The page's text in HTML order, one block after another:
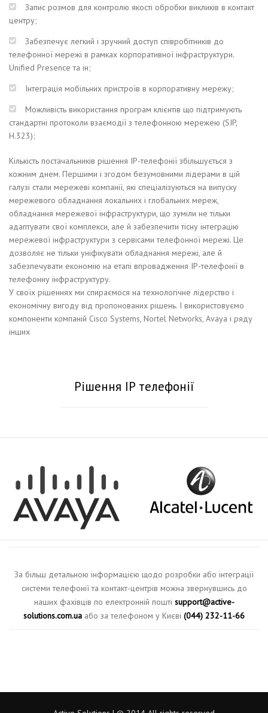
Запис розмов для контролю якості обробки викликів в контакт
центру;
Забезпечує легкий і зручний доступ співробітників до
телефонної мережі в рамках корпоративної інфраструктури.
Unified Presence та ін;
Інтеграція мобільних пристроїв в корпоративну мережу;
Можливість використання програм клієнтів що підтримують
стандартні протоколи взаємодії з телефонною мережею (SIP,
H.323);
Кількість постачальників рішення IP-телефонії збільшується з
кожним днем. Першими і згодом безумовними лідерами в цій
галузі стали мережеві компанії, які спеціалізуються на випуску
мережевого обладнання локальних і глобальних мереж,
обладнання мережевої інфраструктури, що зуміли не тільки
адаптувати свої комплекси, але й забезпечити тісну інтеграцію
мережевої інфраструктури з сервісами телефонної мережі. Це
дозволяє не тільки уніфікувати обладнання мережі, але й
забезпечувати економію на етапі впровадження IP-телефонії в
телефонну інфраструктуру.
У своїх рішеннях ми спираємося на технологічне лідерство і
економічну вигоду від пропонованих рішень. І використовуємо
компоненти компаній Cisco Systems, Nortel Networks, Avaya і ряду
інших
Рішення IP телефонії
За більш детальною інформацією щодо розробки або інтеграції
системи телефонії та контакт-центрів можна звернувшись до
наших фахівців по електронній пошті support@active-
solutions.com.ua або за телефоном у Києві (044) 232-11-66